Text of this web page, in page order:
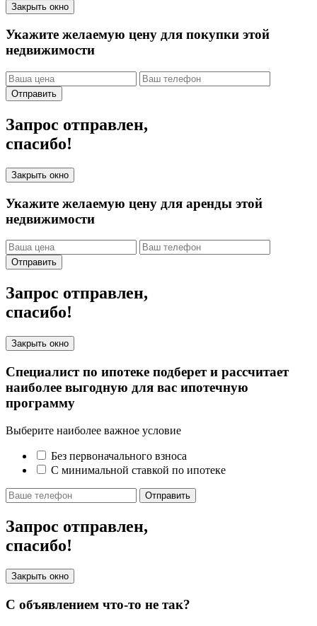
Закрыть окно
Укажите желаемую цену для покупки этой
недвижимости
Отправить
Запрос отправлен,
спасибо!
Закрыть окно
Укажите желаемую цену для аренды этой
недвижимости
Отправить
Запрос отправлен,
спасибо!
Закрыть окно
Специалист по ипотеке подберет и рассчитает
наиболее выгодную для вас ипотечную
программу
Выберите наиболее важное условие
Без первоначального взноса
С минимальной ставкой по ипотеке
Отправить
Запрос отправлен,
спасибо!
Закрыть окно
С объявлением что-то не так?